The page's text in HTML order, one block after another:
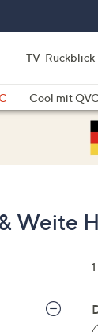
TV-Rückblick
Cool mit QVC
Weite